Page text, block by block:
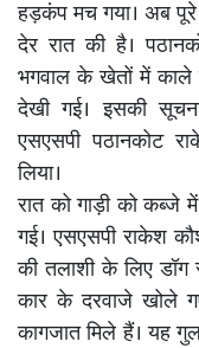
हड़कंप मच गया। अब पूरे
देर रात की है।
भगवाल के खेतों में काले
देखी गई। इसकी
एसएसपी पठानकोट
लिया।
रात को गाड़ी को कब्जे
गई। एसएसपी राकेश
की तलाशी के लिए डॉग
कार के दरवाजे खोले
कागजात मिले हैं। यह